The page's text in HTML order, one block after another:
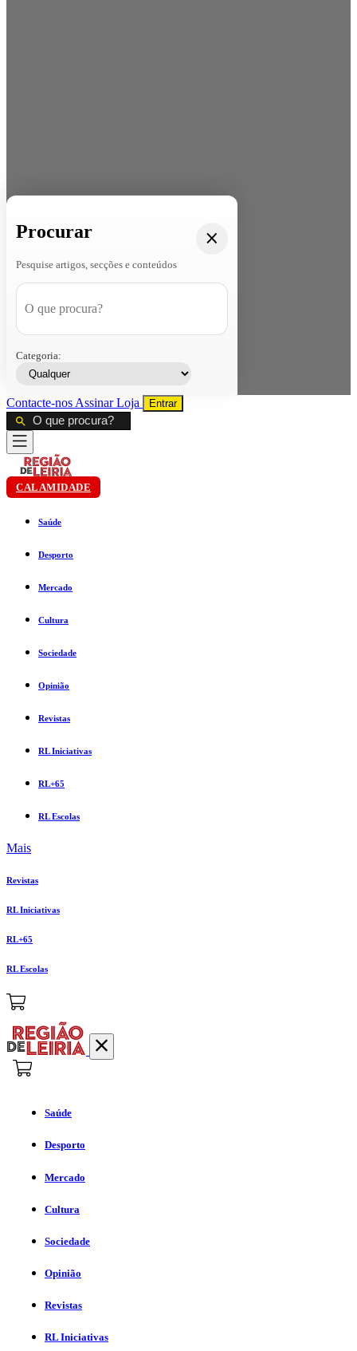
Procurar
Pesquise artigos, secções e conteúdos
Categoria:
Contacte-nos AssinarLoja Entrar
CALAMIDADE
Saúde
Desporto
Mercado
Cultura
Sociedade
Opinião
Revistas
RL Iniciativas
RL+65
RL Escolas
Mais
Revistas
RL Iniciativas
RL+65
RL Escolas
Saúde
Desporto
Mercado
Cultura
Sociedade
Opinião
Revistas
RL Iniciativas